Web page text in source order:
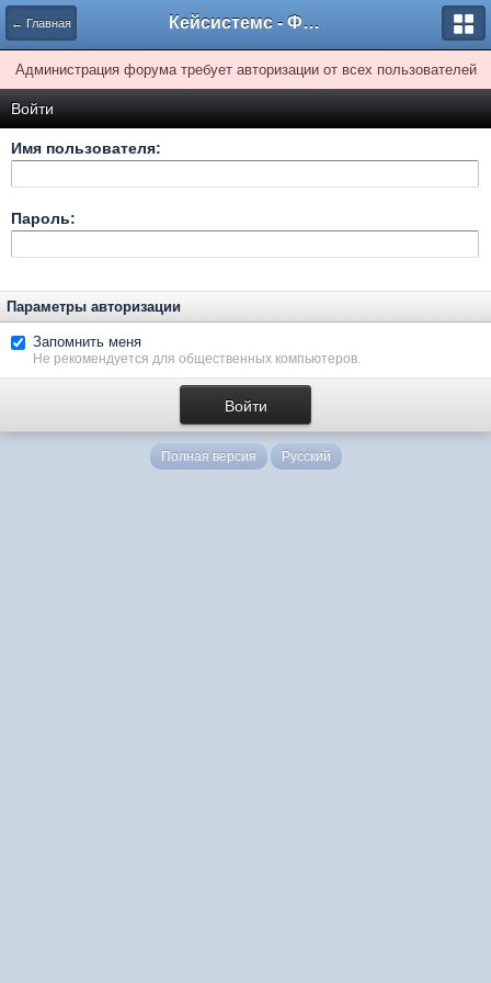
← Главная Кейсистемс - Форумы
Администрация форума требует авторизации от всех пользователей
Войти
Имя пользователя:
Пароль:
Параметры авторизации
Запомнить меня
Не рекомендуется для общественных компьютеров.
Полная версия Русский